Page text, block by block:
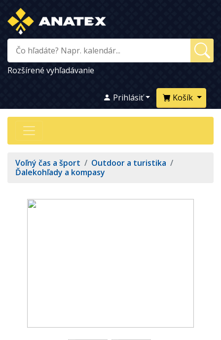
Rozšírené vyhľadávanie
Košík
Prihlásiť
Voľný čas a šport / Outdoor a turistika /
Ďalekohľady a kompasy